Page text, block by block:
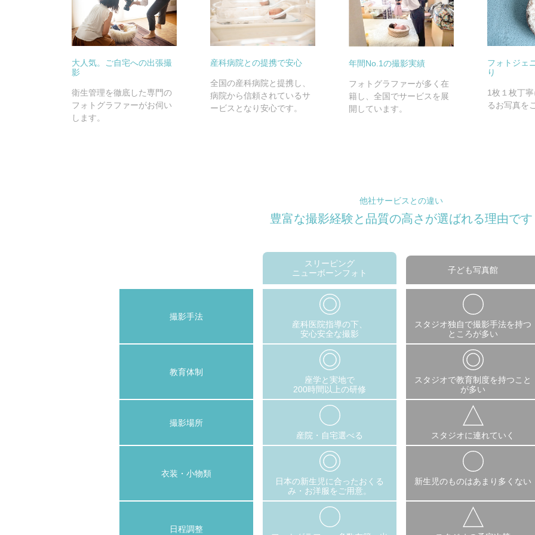
大人気。ご自宅への出張撮
影
衛生管理を徹底した専門の
フォトグラファーがお伺い
します。
産科病院との提携で安心
全国の産科病院と提携し、
病院から信頼されているサ
ービスとなり安心です。
年間No.1の撮影実績
フォトグラファーが多く在
籍し、全国でサービスを展
開しています。
フォトジェ
り
1枚１枚丁
るお写真を
他社サービスとの違い
豊富な撮影経験と品質の高さが選ばれる理由です
スリーピング
ニューボーンフォト
子ども写真館
撮影手法
産科医院指導の下、
安心安全な撮影
スタジオ独自で撮影手法を持つ
ところが多い
教育体制
座学と実地で
200時間以上の研修
スタジオで教育制度を持つこと
が多い
撮影場所
産院・自宅選べる
スタジオに連れていく
衣装・小物類
日本の新生児に合ったおくる
み・お洋服をご用意。
新生児のものはあまり多くない
日程調整